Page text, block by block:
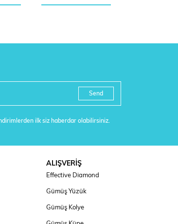
Send
ilk siz haberdar olabilirsiniz.
ALIŞVERİŞ
Effective Diamond
Gümüş Yüzük
Gümüş Kolye